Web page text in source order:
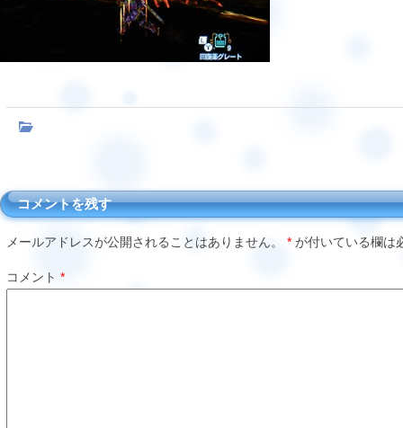
コメントを残す
メールアドレスが公開されることはありません。 * が付いている欄は
コメント *